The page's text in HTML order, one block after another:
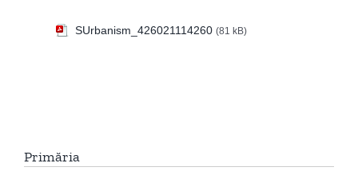
SUrbanism_426021114260 (81 kB)
Primăria